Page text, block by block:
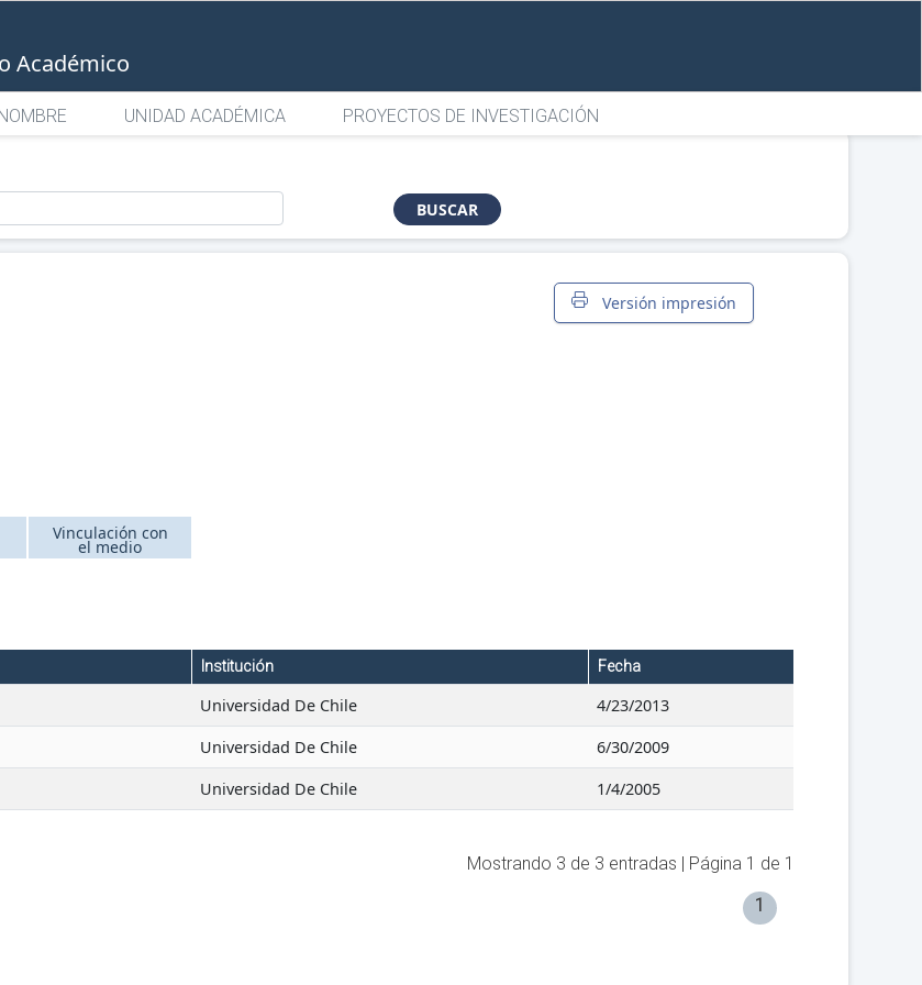
Académico
UNIDAD ACADÉMICA PROYECTOS DE INVESTIGACIÓN
BUSCAR
Versión impresión
Vinculación con
el medio
Institución Fecha
Universidad De Chile
4/23/2013
Universidad De Chile
6/30/2009
Universidad De Chile 1/4/2005
Mostrando 3 de 3 entradas | Página 1 de 1
1